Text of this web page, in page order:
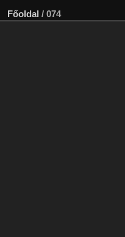
Főoldal / 074